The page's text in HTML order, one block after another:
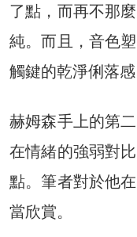
了點，而再不那
純。而且，音色
觸鍵的乾淨俐落感
赫姆森手上的第
在情緒的強弱對
點。筆者對於他
當欣賞。